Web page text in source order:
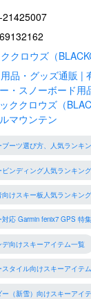
21425007
クロウズ（
品・グッズ通販 |
・スノーボード用
ククロウズ（
マウンテン
ブーツ選び方、人気ランキ
ビンディング人気ランキン
向けスキー板人気ランキン
対応 Garmin fenix7 GPS 特集
デ向けスキーアイテム一覧
スタイル向けスキーアイテ
ー（新雪）向けスキーアイ